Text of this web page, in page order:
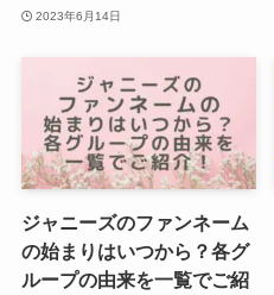
2023年6月14日
ジャニーズのファンネーム
の始まりはいつから？各グ
ループの由来を一覧でご紹